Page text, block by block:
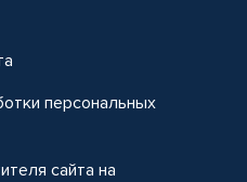
персональных
сайта на